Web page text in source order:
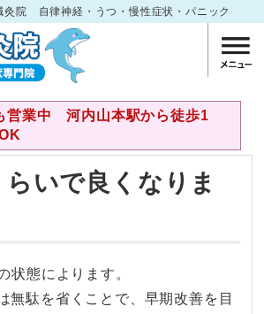
院 自律神経・うつ・慢性症状・パニック
業中 河内山本駅から徒歩1
いで良くなりま
状態によります。
無駄を省くことで、早期改善を目